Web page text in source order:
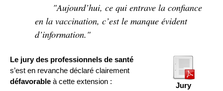
"Aujourd’hui, ce qui entrave la confiance
en la vaccination, c’est le manque évident
d’information."
Jury
Le jury des professionnels de santé
s’est en revanche déclaré clairement
défavorable à cette extension :